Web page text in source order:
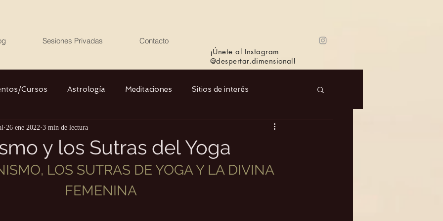
Sesiones Privadas
Contacto
¡Únete al Instagram
@despertar.dimensional!
Cursos Astrología Meditaciones Sitios de interés
Libros Cristales Música
Agua Ciencia Salud Yoga Medio ambiente Bioagricultura
y los Sutras del Yoga
26 ene 2022 3 min de lectura
LOS SUTRAS DE YOGA Y LA DIVINA
FEMENINA